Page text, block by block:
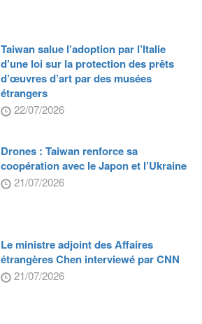
Taiwan salue l’adoption par l’Italie
d’une loi sur la protection des prêts
d’œuvres d’art par des musées
étrangers
22/07/2026
Drones : Taiwan renforce sa
coopération avec le Japon et l’Ukraine
21/07/2026
Le ministre adjoint des Affaires
étrangères Chen interviewé par CNN
21/07/2026